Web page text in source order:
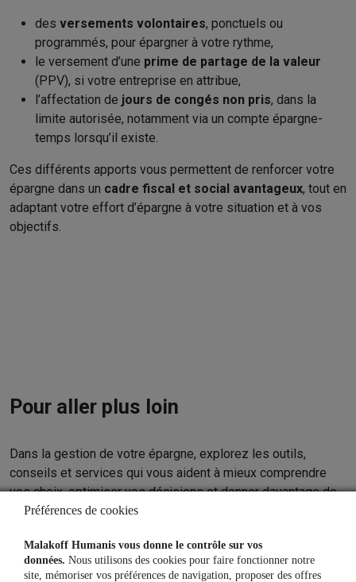
des versements volontaires, ponctuels ou
programmés, pour épargner à votre rythme​,
le versement d’une prime de partage de la valeur
(PPV), si votre entreprise en attribue​,
l’affectation de jours de congés non pris, dans la
limite autorisée, notamment via un compte épargne-
temps lorsqu’il existe​.
Ces différents apports vous permettent de renforcer votre
épargne dans un cadre fiscal et social avantageux, tout en
adaptant votre effort d’épargne à votre situation et à vos
objectifs.
Pour aller plus loin
Dans la gestion de votre épargne, explorez les outils,
conseils et services qui vous aident à mieux comprendre
vos choix, optimiser vos décisions et donner davantage de
force à vos projets, notamment en visitant votre espace
Préférences de cookies
Malakoff Humanis vous donne le contrôle sur vos
données. Nous utilisons des cookies pour faire fonctionner notre
site, mémoriser vos préférences de navigation, proposer des offres